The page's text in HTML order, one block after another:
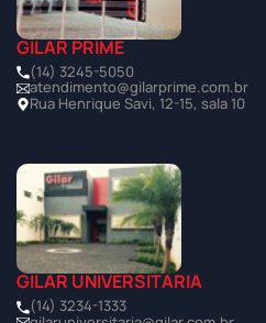
GILAR PRIME
(14) 3245-5050
atendimento@gilarprime.com.br
Rua Henrique Savi, 12-15, sala 10
GILAR UNIVERSITÁRIA
(14) 3234-1333